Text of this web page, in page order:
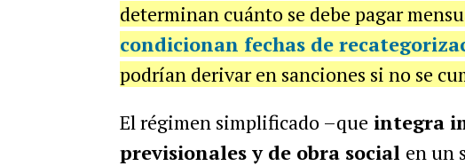
determinan cuánto se debe pagar
condicionan fechas de
podrían derivar en sanciones si no se
El régimen simplificado –que integra
previsionales y de obra social en un